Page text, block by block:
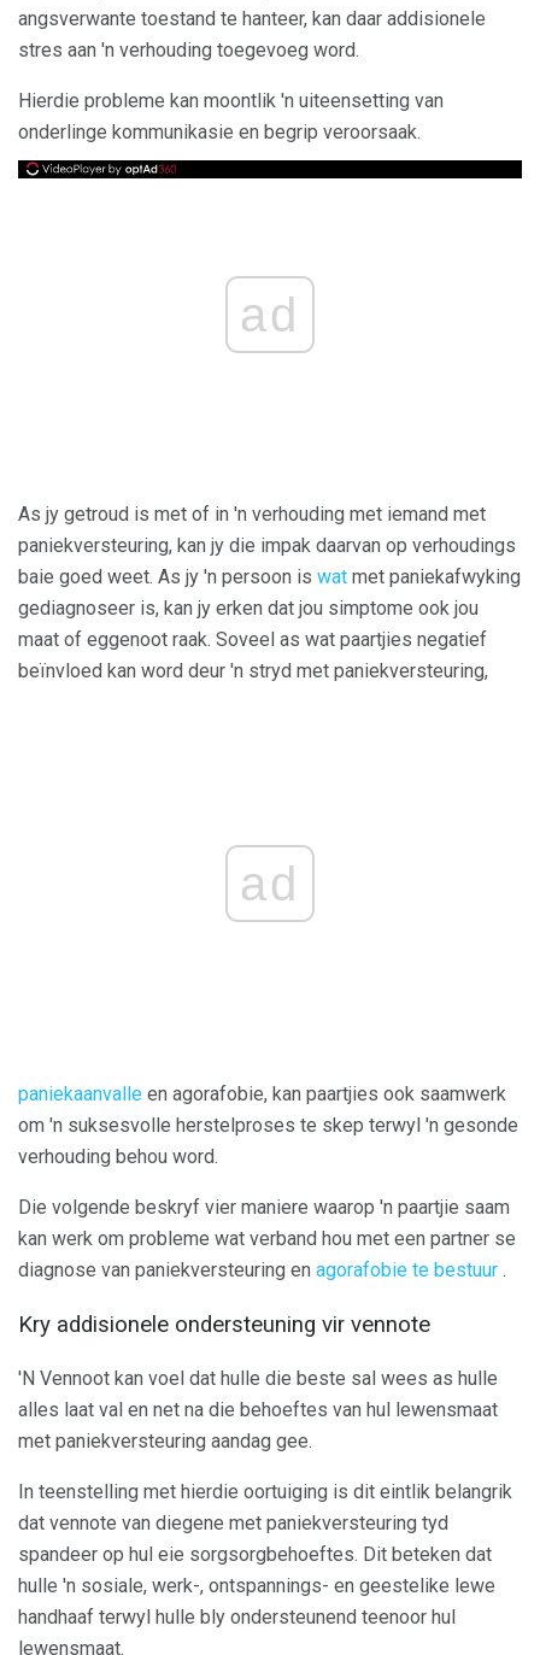
angsverwante toestand te hanteer, kan daar addisionele
stres aan 'n verhouding toegevoeg word.
Hierdie probleme kan moontlik 'n uiteensetting van
onderlinge kommunikasie en begrip veroorsaak.
ad
As jy getroud is met of in 'n verhouding met iemand met
paniekversteuring, kan jy die impak daarvan op verhoudings
baie goed weet. As jy 'n persoon is wat met paniekafwyking
gediagnoseer is, kan jy erken dat jou simptome ook jou
maat of eggenoot raak. Soveel as wat paartjies negatief
beïnvloed kan word deur 'n stryd met paniekversteuring,
ad
paniekaanvalle en agorafobie, kan paartjies ook saamwerk
om 'n suksesvolle herstelproses te skep terwyl 'n gesonde
verhouding behou word.
Die volgende beskryf vier maniere waarop 'n paartjie saam
kan werk om probleme wat verband hou met een partner se
diagnose van paniekversteuring en agorafobie te bestuur .
Kry addisionele ondersteuning vir vennote
'N Vennoot kan voel dat hulle die beste sal wees as hulle
alles laat val en net na die behoeftes van hul lewensmaat
met paniekversteuring aandag gee.
In teenstelling met hierdie oortuiging is dit eintlik belangrik
dat vennote van diegene met paniekversteuring tyd
spandeer op hul eie sorgsorgbehoeftes. Dit beteken dat
hulle 'n sosiale, werk-, ontspannings- en geestelike lewe
handhaaf terwyl hulle bly ondersteunend teenoor hul
lewensmaat.